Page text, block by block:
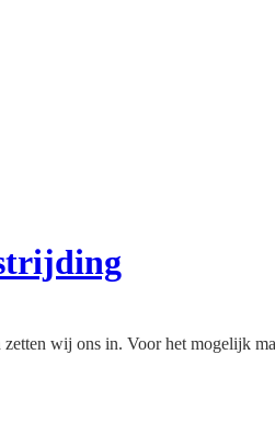
wij ons in. Voor het mogelijk